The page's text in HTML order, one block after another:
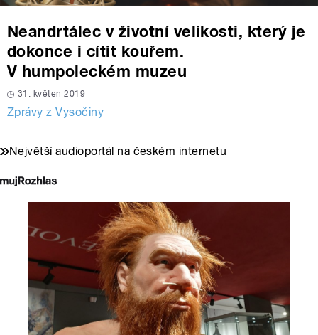
Neandrtálec v životní velikosti, který je
dokonce i cítit kouřem.
V humpoleckém muzeu
31. květen 2019
Zprávy z Vysočiny
Největší audioportál na českém internetu